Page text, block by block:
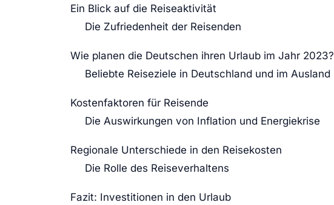
Ein Blick auf die Reiseaktivität
Die Zufriedenheit der Reisenden
Wie planen die Deutschen ihren Urlaub im Jahr 2023?
Beliebte Reiseziele in Deutschland und im Ausland
Kostenfaktoren für Reisende
Die Auswirkungen von Inflation und Energiekrise
Regionale Unterschiede in den Reisekosten
Die Rolle des Reiseverhaltens
Fazit: Investitionen in den Urlaub